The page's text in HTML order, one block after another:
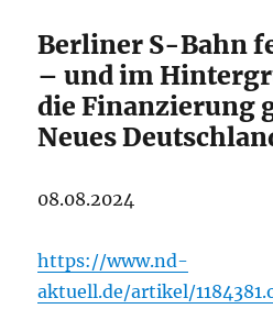
Berliner S-Bahn
– und im
die Finanzierung
Neues
08.08.2024
https://www.nd-
aktuell.de/artikel/